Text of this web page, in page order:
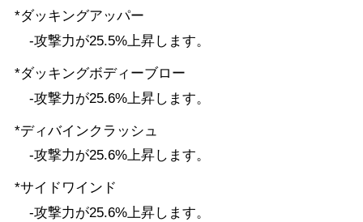
*ダッキングアッパー
-攻撃力が25.5%上昇します。
*ダッキングボディーブロー
-攻撃力が25.6%上昇します。
*ディバインクラッシュ
-攻撃力が25.6%上昇します。
*サイドワインド
-攻撃力が25.6%上昇します。